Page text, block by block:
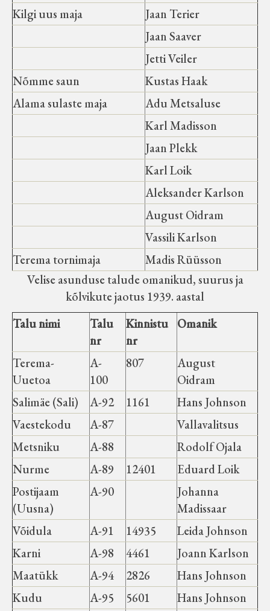
Kilgi uus maja
Jaan Terier
Jaan Saaver
Jetti Veiler
Nõmme saun
Kustas Haak
Alama sulaste maja
Adu Metsaluse
Karl Madisson
Jaan Plekk
Karl Loik
Aleksander Karlson
August Oidram
Vassili Karlson
Terema tornimaja
Madis Rüüsson
Velise asunduse talude omanikud, suurus ja
kõlvikute jaotus 1939. aastal
Talu nimi
Talu
nr
Kinnistu
nr
Omanik
Terema-
Uuetoa
A-
100
807
August
Oidram
Salimäe (Sali)
A-92 1161
Hans Johnson
Vaestekodu
A-87
Vallavalitsus
Metsniku
A-88
Rodolf Ojala
Nurme
A-89 12401
Eduard Loik
Postijaam
(Uusna)
A-90
Johanna
Madissaar
Võidula
A-91 14935
Leida Johnson
Karni
A-98 4461
Joann Karlson
Maatükk
A-94 2826
Hans Johnson
Kudu
A-95 5601
Hans Johnson